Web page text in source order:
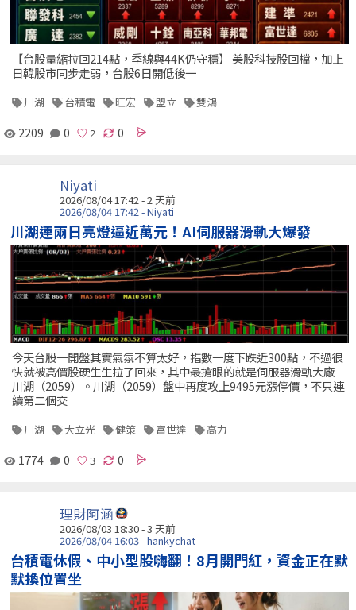
【台股量縮拉回214點，季線與44K仍守穩】 美股科技股回檔，加上
日韓股市同步走弱，台股6日開低後一
川湖 台積電 旺宏 盟立 雙鴻
2209 0 0
Niyati
2026/08/04 17:42 - 2 天前
2026/08/04 17:42 - Niyati
川湖連兩日亮燈逼近萬元！AI伺服器滑軌大爆發
今天台股一開盤其實氣氛不算太好，指數一度下跌近300點，不過很
快就被高價股硬生生拉了回來，其中最搶眼的就是伺服器滑軌大廠
川湖（2059）。川湖（2059）盤中再度攻上9495元漲停價，不只連
續第二個交
川湖 大立光 健策 富世達 高力
1774 0 0
理財阿涵
2026/08/03 18:30 - 3 天前
2026/08/04 16:03 - hankychat
台積電休假、中小型股嗨翻！8月開門紅，資金正在默
默換位置坐